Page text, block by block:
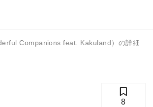
Companions feat. Kakuland）の詳細
8